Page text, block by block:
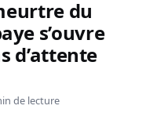
du
s’ouvre
d’attente
de lecture